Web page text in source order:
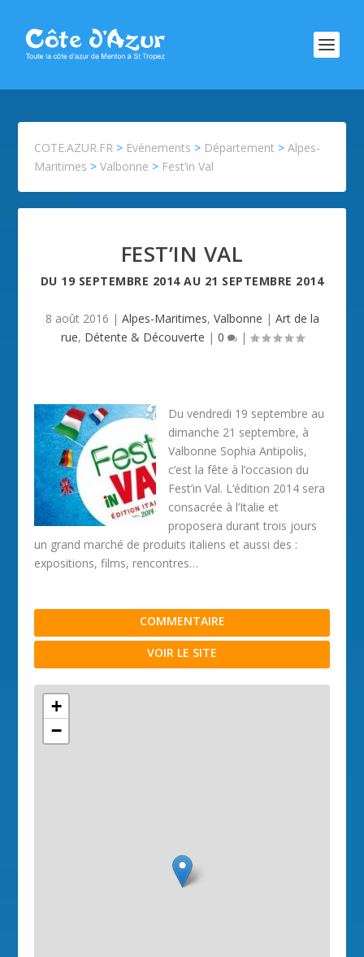
COTE.AZUR.FR > Evénements > Département >Alpes-
Maritimes >Valbonne > Fest’in Val
FEST’IN VAL
DU 19 SEPTEMBRE 2014AU 21 SEPTEMBRE 2014
8 août 2016 | Alpes-Maritimes, Valbonne | Art de la
rue, Détente & Découverte | 0 |
Du vendredi 19 septembre au
dimanche 21 septembre, à
Valbonne Sophia Antipolis,
c’est la fête à l’occasion du
Fest’in Val. L’édition 2014 sera
consacrée à l’Italie et
proposera durant trois jours
un grand marché de produits italiens et aussi des :
expositions, films, rencontres…
COMMENTAIRE
VOIR LE SITE
+
−